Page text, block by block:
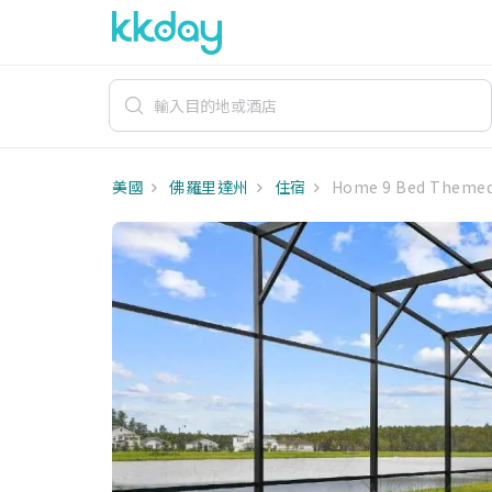
美國 佛羅里達州 住宿 Home 9 Bed